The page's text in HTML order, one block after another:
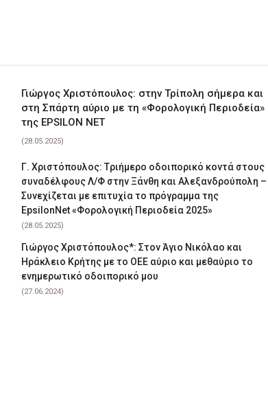
Γιώργος Χριστόπουλος: στην Τρίπολη σήμερα και
στη Σπάρτη αύριο με τη «Φορολογική Περιοδεία»
της EPSILON NET
(28.05.2025)
Γ. Χριστόπουλος: Tριήμερο οδοιπορικό κοντά στους
συναδέλφους Λ/Φ στην Ξάνθη και Αλεξανδρούπολη –
Συνεχίζεται με επιτυχία το πρόγραμμα της
EpsilonNet «Φορολογική Περιοδεία 2025»
(28.05.2025)
Γιώργος Χριστόπουλος*: Στον Άγιο Νικόλαο και
Ηράκλειο Κρήτης με το ΟΕΕ αύριο και μεθαύριο το
ενημερωτικό οδοιπορικό μου
(27.06.2024)